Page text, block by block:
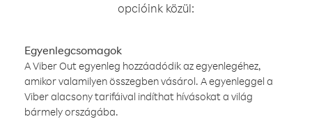
opcióink közül:
Egyenlegcsomagok
A Viber Out egyenleg hozzáadódik az egyenlegéhez,
amikor valamilyen összegben vásárol. A egyenleggel a
Viber alacsony tarifáival indíthat hívásokat a világ
bármely országába.